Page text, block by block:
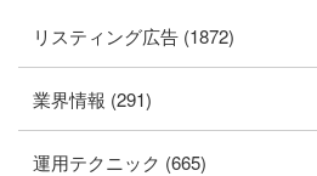
リスティング広告 (1872)
業界情報 (291)
運用テクニック (665)